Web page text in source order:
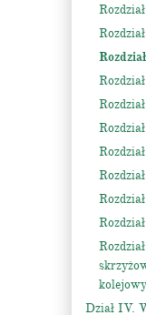
Dział IV.